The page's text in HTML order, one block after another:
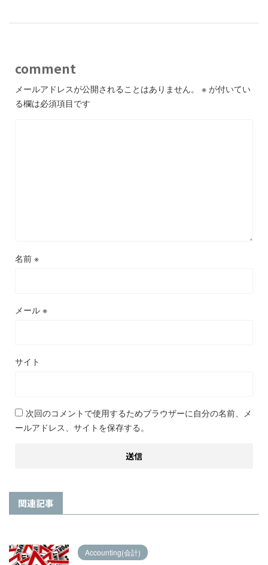
comment
メールアドレスが公開されることはありません。 ※ が付いてい
る欄は必須項目です
名前 ※
メール ※
サイト
次回のコメントで使用するためブラウザーに自分の名前、メ
ールアドレス、サイトを保存する。
関連記事
Accounting(会計)